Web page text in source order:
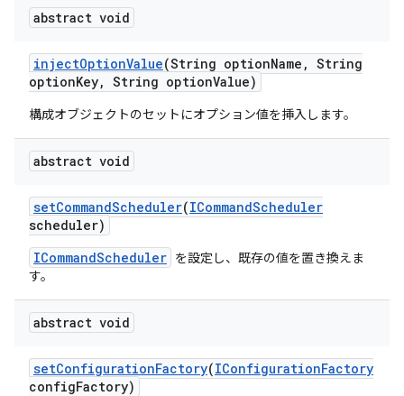
abstract void
injectOptionValue(String optionName , String
optionKey, String optionValue)
構成オブジェクトのセットにオプション値を挿入します。
abstract void
setCommandScheduler(ICommandScheduler
scheduler)
ICommandScheduler を設定し、既存の値を置き換えま
す。
abstract void
setConfigurationFactory(IConfigurationFactory
configFactory)